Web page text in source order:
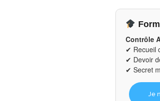
Contrôle
✔ Recueil
✔ Devoir
✔ Secret
Je